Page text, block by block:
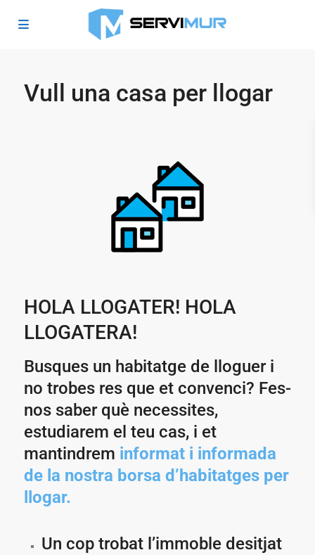
Vull una casa per llogar
HOLA LLOGATER! HOLA
LLOGATERA!
Busques un habitatge de lloguer i
no trobes res que et convenci? Fes-
nos saber què necessites,
estudiarem el teu cas, i et
mantindrem informat i informada
de la nostra borsa d’habitatges per
llogar.
Un cop trobat l’immoble desitjat